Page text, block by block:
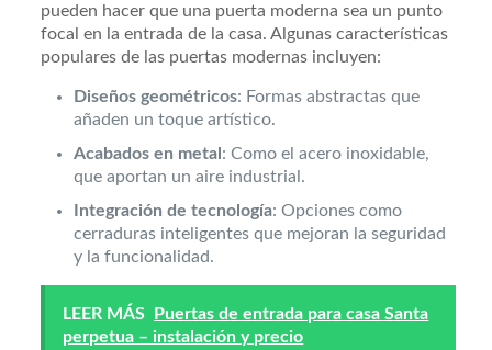
pueden hacer que una puerta moderna sea un punto
focal en la entrada de la casa. Algunas características
populares de las puertas modernas incluyen:
Diseños geométricos: Formas abstractas que
añaden un toque artístico.
Acabados en metal: Como el acero inoxidable,
que aportan un aire industrial.
Integración de tecnología: Opciones como
cerraduras inteligentes que mejoran la seguridad
y la funcionalidad.
LEER MÁS Puertas de entrada para casa Santa
perpetua – instalación y precio